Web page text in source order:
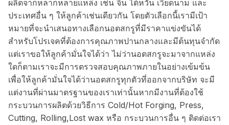
ผลิตจากหลากหลายแหล่ง เช่น จีน ไต้หวัน เวียดนาม และ
ประเทศอื่น ๆ ให้ลูกค้าเช่นเดียวกัน โดยตัวเลือกนี้เรามีเป้า
หมายที่จะนำเสนอทางเลือกนอตสกรูที่มีราคาแข่งขันได้
สำหรับโปรเจคที่ต้องการคุณภาพปานกลางและมีต้นทุนจำกัด
แต่เราขอให้ลูกค้ามั่นใจได้ว่า ไม่ว่านอตสกรูจะมาจากแหล่ง
ใดก็ตามเราจะมีการตรวจสอบคุณภาพภายในอย่างเข้มข้น
เพื่อให้ลูกค้ามั่นใจได้ว่านอตสกรูทุกตัวที่ออกจากบริษัท จะมี
แต่งานที่ผ่านมาตรฐานของเราเท่านั้นหากมีงานที่ต้องใช้
กระบวนการผลิตด้วยวิธีการ Cold/Hot Forging, Press,
Cutting, Rolling,Lost wax หรือ กระบวนการอื่น ๆ ติดต่อเรา